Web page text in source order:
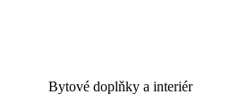
Bytové doplňky a interiér